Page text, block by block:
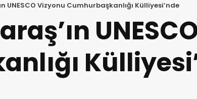
UNESCO Vizyonu Cumhurbaşkanlığı Külliyesi’nde